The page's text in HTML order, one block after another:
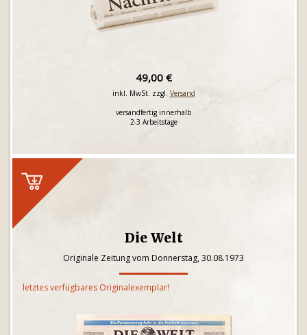
49,00 €
inkl. MwSt. zzgl. Versand
versandfertig innerhalb
2-3 Arbeitstage
Die Welt
Originale Zeitung vom Donnerstag, 30.08.1973
letztes verfügbares Originalexemplar!